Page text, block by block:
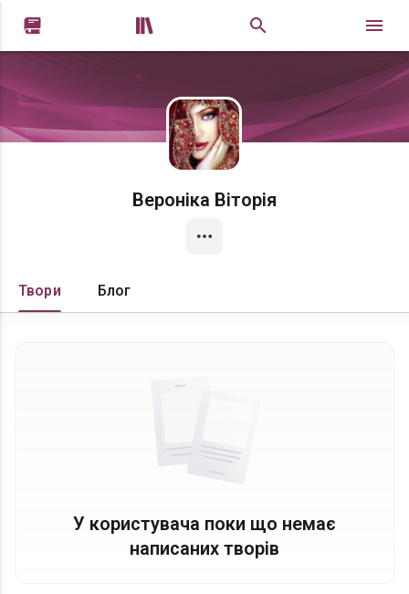
 
Вероніка Віторія
Твори Блог
У користувача поки що немає
написаних творів